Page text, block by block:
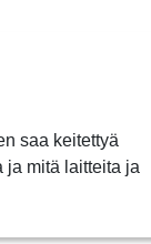
saa keitettyä
ja mitä laitteita ja